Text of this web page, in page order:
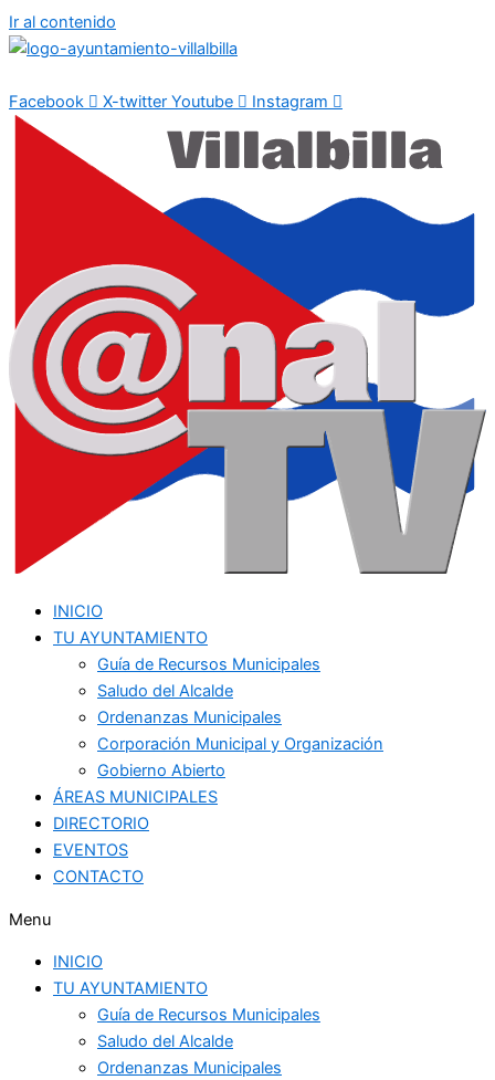
Ir al contenido
Facebook X-twitter Youtube Instagram
INICIO
TU AYUNTAMIENTO
Guía de Recursos Municipales
Saludo del Alcalde
Ordenanzas Municipales
Corporación Municipal y Organización
Gobierno Abierto
ÁREAS MUNICIPALES
DIRECTORIO
EVENTOS
CONTACTO
Menu
INICIO
TU AYUNTAMIENTO
Guía de Recursos Municipales
Saludo del Alcalde
Ordenanzas Municipales